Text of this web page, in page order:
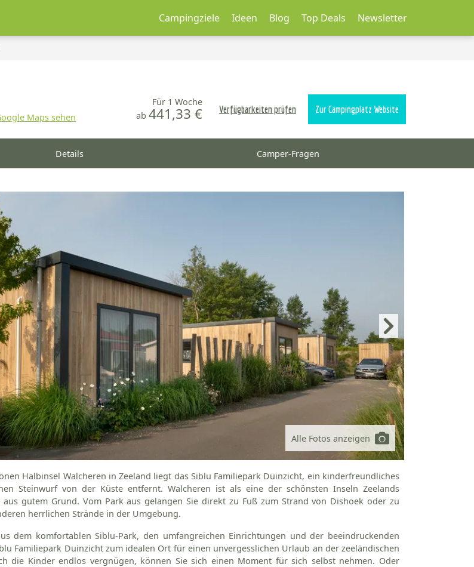
Campingziele Ideen Blog Top Deals Newsletter
Maps sehen
Für 1 Woche
ab 441,33 € Verfügbarkeiten prüfen Zur Campingplatz Website
Details Camper-Fragen
Alle Fotos anzeigen
Halbinsel Walcheren in Zeeland liegt das Siblu Familiepark Duinzicht, ein kinderfreundliches
Steinwurf von der Küste entfernt. Walcheren ist als eine der schönsten Inseln Zeelands
gutem Grund. Vom Park aus gelangen Sie direkt zu Fuß zum Strand von Dishoek oder zu
herrlichen Strände in der Umgebung.
dem komfortablen Siblu-Park, den umfangreichen Einrichtungen und der beeindruckenden
Familiepark Duinzicht zum idealen Ort für einen unvergesslichen Urlaub an der zeeländischen
die Kinder endlos vergnügen, können Sie sich einen Moment für sich selbst nehmen. Oder